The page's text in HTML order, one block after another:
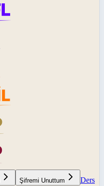
Şifremi Unuttum
Ders